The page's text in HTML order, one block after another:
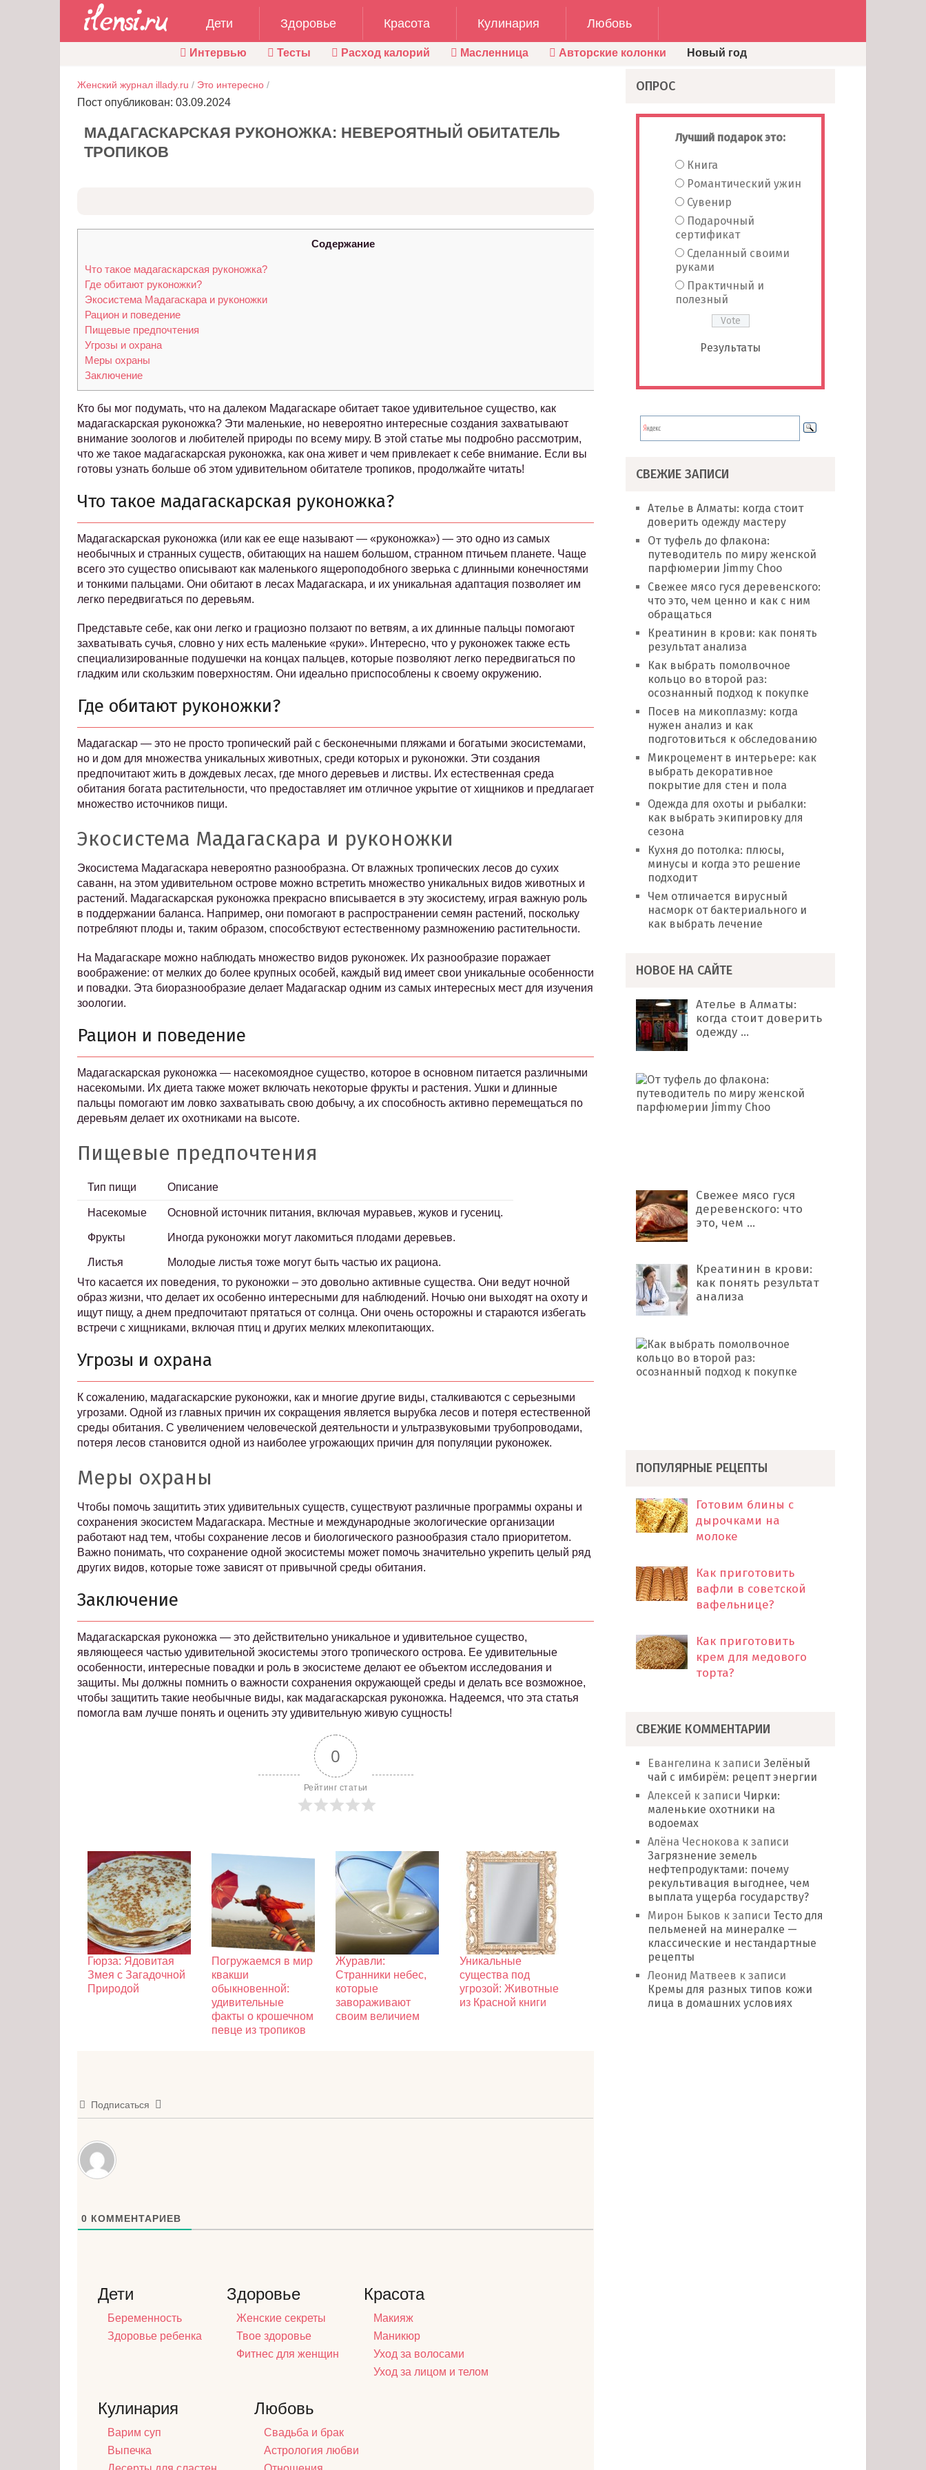
Дети Здоровье Красота Кулинария Любовь
Интервью Тесты Расход калорий Масленница Авторские колонки Новый год
Женский журнал illady.ru / Это интересно /
Пост опубликован: 03.09.2024
МАДАГАСКАРСКАЯ РУКОНОЖКА: НЕВЕРОЯТНЫЙ ОБИТАТЕЛЬ
ТРОПИКОВ
Содержание
Что такое мадагаскарская руконожка?
Где обитают руконожки?
Экосистема Мадагаскара и руконожки
Рацион и поведение
Пищевые предпочтения
Угрозы и охрана
Меры охраны
Заключение
Кто бы мог подумать, что на далеком Мадагаскаре обитает такое удивительное существо, как
мадагаскарская руконожка? Эти маленькие, но невероятно интересные создания захватывают
внимание зоологов и любителей природы по всему миру. В этой статье мы подробно рассмотрим,
что же такое мадагаскарская руконожка, как она живет и чем привлекает к себе внимание. Если вы
готовы узнать больше об этом удивительном обитателе тропиков, продолжайте читать!
Что такое мадагаскарская руконожка?
Мадагаскарская руконожка (или как ее еще называют — «руконожка») — это одно из самых
необычных и странных существ, обитающих на нашем большом, странном птичьем планете. Чаще
всего это существо описывают как маленького ящероподобного зверька с длинными конечностями
и тонкими пальцами. Они обитают в лесах Мадагаскара, и их уникальная адаптация позволяет им
легко передвигаться по деревьям.
Представьте себе, как они легко и грациозно ползают по ветвям, а их длинные пальцы помогают
захватывать сучья, словно у них есть маленькие «руки». Интересно, что у руконожек также есть
специализированные подушечки на концах пальцев, которые позволяют легко передвигаться по
гладким или скользким поверхностям. Они идеально приспособлены к своему окружению.
Где обитают руконожки?
Мадагаскар — это не просто тропический рай с бесконечными пляжами и богатыми экосистемами,
но и дом для множества уникальных животных, среди которых и руконожки. Эти создания
предпочитают жить в дождевых лесах, где много деревьев и листвы. Их естественная среда
обитания богата растительности, что предоставляет им отличное укрытие от хищников и предлагает
множество источников пищи.
Экосистема Мадагаскара и руконожки
Экосистема Мадагаскара невероятно разнообразна. От влажных тропических лесов до сухих
саванн, на этом удивительном острове можно встретить множество уникальных видов животных и
растений. Мадагаскарская руконожка прекрасно вписывается в эту экосистему, играя важную роль
в поддержании баланса. Например, они помогают в распространении семян растений, поскольку
потребляют плоды и, таким образом, способствуют естественному размножению растительности.
На Мадагаскаре можно наблюдать множество видов руконожек. Их разнообразие поражает
воображение: от мелких до более крупных особей, каждый вид имеет свои уникальные особенности
и повадки. Эта биоразнообразие делает Мадагаскар одним из самых интересных мест для изучения
зоологии.
Рацион и поведение
Мадагаскарская руконожка — насекомоядное существо, которое в основном питается различными
насекомыми. Их диета также может включать некоторые фрукты и растения. Ушки и длинные
пальцы помогают им ловко захватывать свою добычу, а их способность активно перемещаться по
деревьям делает их охотниками на высоте.
Пищевые предпочтения
Тип пищи Описание
Насекомые Основной источник питания, включая муравьев, жуков и гусениц.
Фрукты Иногда руконожки могут лакомиться плодами деревьев.
Листья
Молодые листья тоже могут быть частью их рациона.
Что касается их поведения, то руконожки – это довольно активные существа. Они ведут ночной
образ жизни, что делает их особенно интересными для наблюдений. Ночью они выходят на охоту и
ищут пищу, а днем предпочитают прятаться от солнца. Они очень осторожны и стараются избегать
встречи с хищниками, включая птиц и других мелких млекопитающих.
Угрозы и охрана
К сожалению, мадагаскарские руконожки, как и многие другие виды, сталкиваются с серьезными
угрозами. Одной из главных причин их сокращения является вырубка лесов и потеря естественной
среды обитания. С увеличением человеческой деятельности и ультразвуковыми трубопроводами,
потеря лесов становится одной из наиболее угрожающих причин для популяции руконожек.
Меры охраны
Чтобы помочь защитить этих удивительных существ, существуют различные программы охраны и
сохранения экосистем Мадагаскара. Местные и международные экологические организации
работают над тем, чтобы сохранение лесов и биологического разнообразия стало приоритетом.
Важно понимать, что сохранение одной экосистемы может помочь значительно укрепить целый ряд
других видов, которые тоже зависят от привычной среды обитания.
Заключение
Мадагаскарская руконожка — это действительно уникальное и удивительное существо,
являющееся частью удивительной экосистемы этого тропического острова. Ее удивительные
особенности, интересные повадки и роль в экосистеме делают ее объектом исследования и
защиты. Мы должны помнить о важности сохранения окружающей среды и делать все возможное,
чтобы защитить такие необычные виды, как мадагаскарская руконожка. Надеемся, что эта статья
помогла вам лучше понять и оценить эту удивительную живую сущность!
0
Рейтинг статьи
Гюрза: Ядовитая
Змея с Загадочной
Природой
Погружаемся в мир
квакши
обыкновенной:
удивительные
факты о крошечном
певце из тропиков
Журавли:
Странники небес,
которые
завораживают
своим величием
Уникальные
существа под
угрозой: Животные
из Красной книги
Подписаться
0 КОММЕНТАРИЕВ
Дети
Беременность
Здоровье ребенка
Здоровье
Женские секреты
Твое здоровье
Фитнес для женщин
Красота
Макияж
Маникюр
Уход за волосами
Уход за лицом и телом
Кулинария
Варим суп
Выпечка
Любовь
Свадьба и брак
Астрология любви
ОПРОС
Лучший подарок это:
Книга
Романтический ужин
Сувенир
Подарочный
сертификат
Сделанный своими
руками
Практичный и
полезный
Результаты
СВЕЖИЕ ЗАПИСИ
Ателье в Алматы: когда стоит
доверить одежду мастеру
От туфель до флакона:
путеводитель по миру женской
парфюмерии Jimmy Choo
Свежее мясо гуся деревенского:
что это, чем ценно и как с ним
обращаться
Креатинин в крови: как понять
результат анализа
Как выбрать помолвочное
кольцо во второй раз:
осознанный подход к покупке
Посев на микоплазму: когда
нужен анализ и как
подготовиться к обследованию
Микроцемент в интерьере: как
выбрать декоративное
покрытие для стен и пола
Одежда для охоты и рыбалки:
как выбрать экипировку для
сезона
Кухня до потолка: плюсы,
минусы и когда это решение
подходит
Чем отличается вирусный
насморк от бактериального и
как выбрать лечение
НОВОЕ НА САЙТЕ
Ателье в Алматы:
когда стоит доверить
одежду …
Свежее мясо гуся
деревенского: что
это, чем …
Креатинин в крови:
как понять результат
анализа
ПОПУЛЯРНЫЕ РЕЦЕПТЫ
Готовим блины с
дырочками на
молоке
Как приготовить
вафли в советской
вафельнице?
Как приготовить
крем для медового
торта?
СВЕЖИЕ КОММЕНТАРИИ
Евангелина к записиЗелёный
чай с имбирём: рецепт энергии
Алексей к записи Чирки:
маленькие охотники на
водоемах
Алёна Чеснокова к записи
Загрязнение земель
нефтепродуктами: почему
рекультивация выгоднее, чем
выплата ущерба государству?
Мирон Быков к записи Тесто для
пельменей на минералке —
классические и нестандартные
рецепты
Леонид Матвеев к записи
Кремы для разных типов кожи
лица в домашних условиях